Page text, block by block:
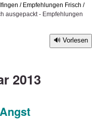
/ Empfehlungen Frisch /
ausgepackt - Empfehlungen
Vorlesen
2013